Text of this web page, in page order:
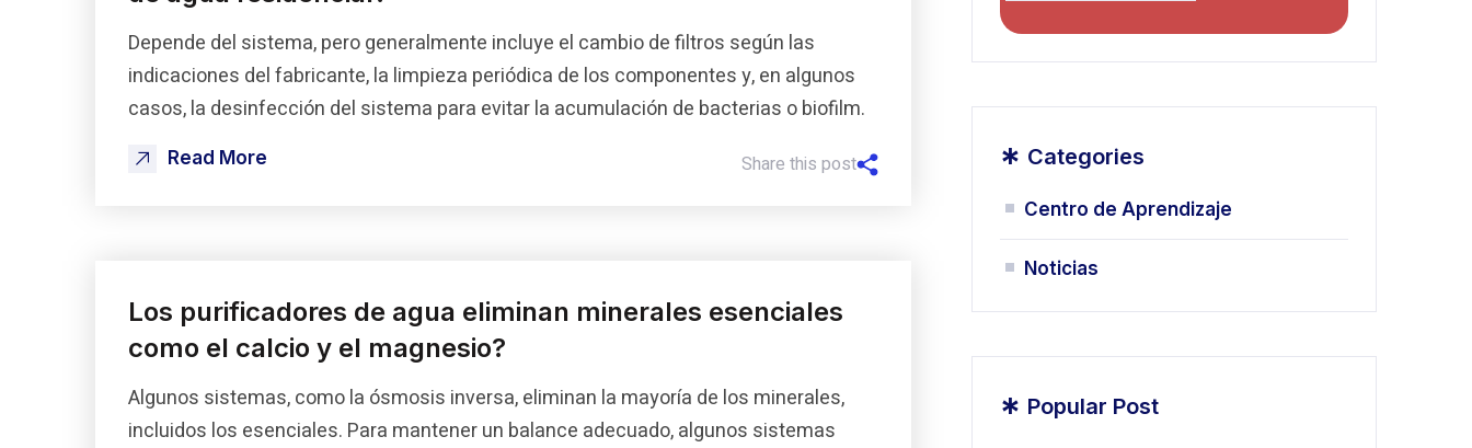
Depende del sistema, pero generalmente incluye el cambio de filtros según las
indicaciones del fabricante, la limpieza periódica de los componentes y, en algunos
casos, la desinfección del sistema para evitar la acumulación de bacterias o biofilm.
Read More Share this post
Los purificadores de agua eliminan minerales esenciales
como el calcio y el magnesio?
Algunos sistemas, como la ósmosis inversa, eliminan la mayoría de los minerales,
incluidos los esenciales. Para mantener un balance adecuado, algunos sistemas
* Categories
Centro de Aprendizaje
Noticias
* Popular Post